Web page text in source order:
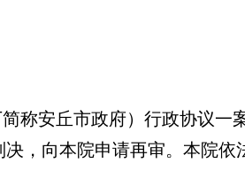
称安丘市政府）行政协议一
，向本院申请再审。本院依